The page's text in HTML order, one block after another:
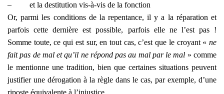
–
et la destitution vis-à-vis de la fonction
Or, parmi les conditions de la repentance, il y a la réparation et
parfois cette dernière est possible, parfois elle ne l’est pas !
Somme toute, ce qui est sur, en tout cas, c’est que le croyant « ne
fait pas de mal et qu’il ne répond pas au mal par le mal » comme
le mentionne une tradition, bien que certaines situations peuvent
justifier une dérogation à la règle dans le cas, par exemple, d’une